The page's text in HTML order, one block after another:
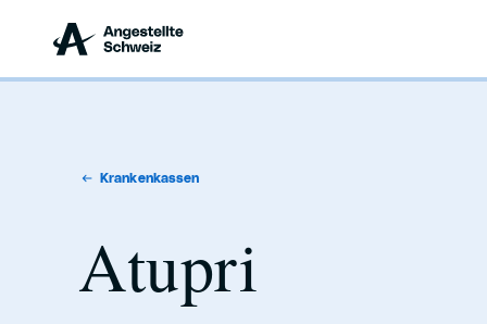
Krankenkassen
Atupri